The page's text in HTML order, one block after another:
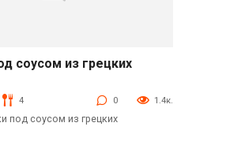
соусом из грецких
4 0 1.4к.
под соусом из грецких